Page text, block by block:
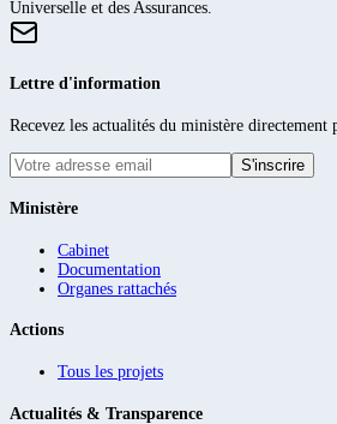
Universelle et des Assurances.
Lettre d'information
Recevez les actualités du ministère directement
S'inscrire
Ministère
Cabinet
Documentation
Organes rattachés
Actions
Tous les projets
Actualités & Transparence